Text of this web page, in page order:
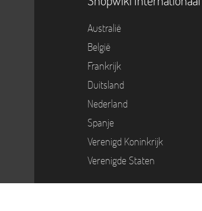
Australië
België
Frankrijk
Duitsland
Nederland
Spanje
Verenigd Koninkrijk
Verenigde Staten